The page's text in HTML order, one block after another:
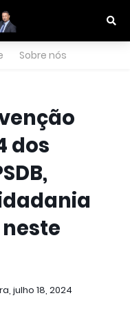
Sobre nós
dos
neste
julho 18, 2024